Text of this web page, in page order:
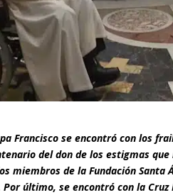
Francisco se encontró con los
del don de los estigmas
miembros de la Fundación
último, se encontró con la